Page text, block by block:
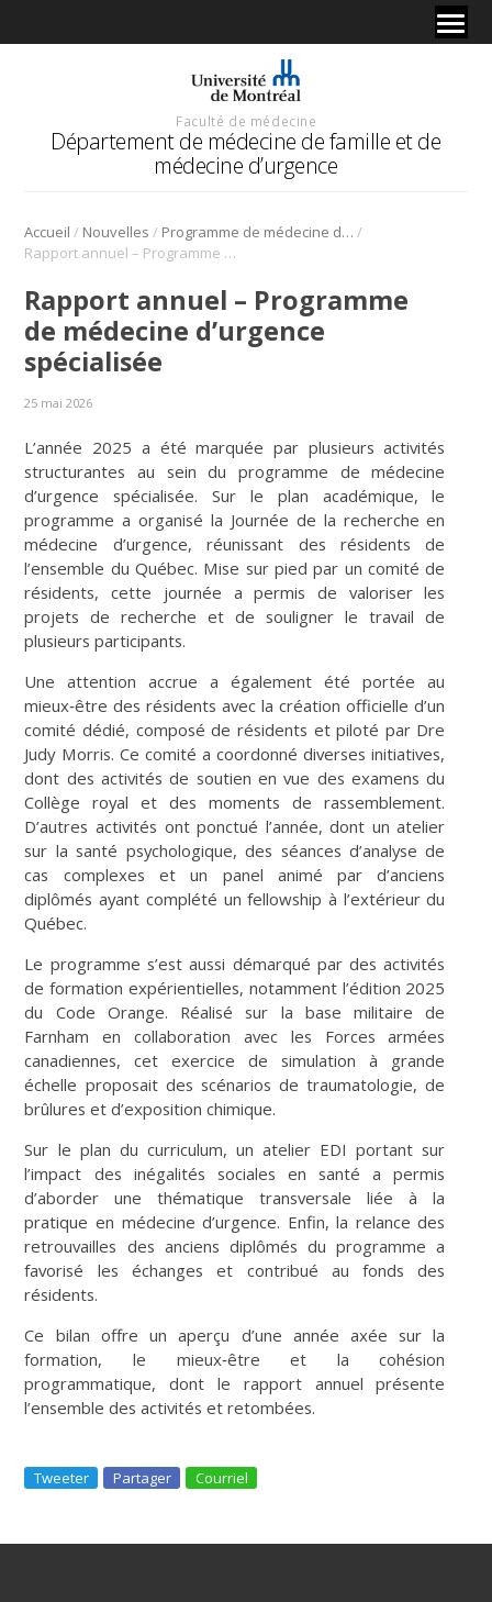
Faculté de médecine
Département de médecine de famille et de
médecine d’urgence
Accueil / Nouvelles / Programme de médecine d'urgence spécialisée /
Rapport annuel – Programme de médecine d’urgence spécialisée
Rapport annuel – Programme
de médecine d’urgence
spécialisée
25 mai 2026
L’année 2025 a été marquée par plusieurs activités
structurantes au sein du programme de médecine
d’urgence spécialisée. Sur le plan académique, le
programme a organisé la Journée de la recherche en
médecine d’urgence, réunissant des résidents de
l’ensemble du Québec. Mise sur pied par un comité de
résidents, cette journée a permis de valoriser les
projets de recherche et de souligner le travail de
plusieurs participants.
Une attention accrue a également été portée au
mieux‑être des résidents avec la création officielle d’un
comité dédié, composé de résidents et piloté par Dre
Judy Morris. Ce comité a coordonné diverses initiatives,
dont des activités de soutien en vue des examens du
Collège royal et des moments de rassemblement.
D’autres activités ont ponctué l’année, dont un atelier
sur la santé psychologique, des séances d’analyse de
cas complexes et un panel animé par d’anciens
diplômés ayant complété un fellowship à l’extérieur du
Québec.
Le programme s’est aussi démarqué par des activités
de formation expérientielles, notamment l’édition 2025
du Code Orange. Réalisé sur la base militaire de
Farnham en collaboration avec les Forces armées
canadiennes, cet exercice de simulation à grande
échelle proposait des scénarios de traumatologie, de
brûlures et d’exposition chimique.
Sur le plan du curriculum, un atelier EDI portant sur
l’impact des inégalités sociales en santé a permis
d’aborder une thématique transversale liée à la
pratique en médecine d’urgence. Enfin, la relance des
retrouvailles des anciens diplômés du programme a
favorisé les échanges et contribué au fonds des
résidents.
Ce bilan offre un aperçu d’une année axée sur la
formation, le mieux‑être et la cohésion
programmatique, dont le rapport annuel présente
l’ensemble des activités et retombées.
Tweeter Partager Courriel